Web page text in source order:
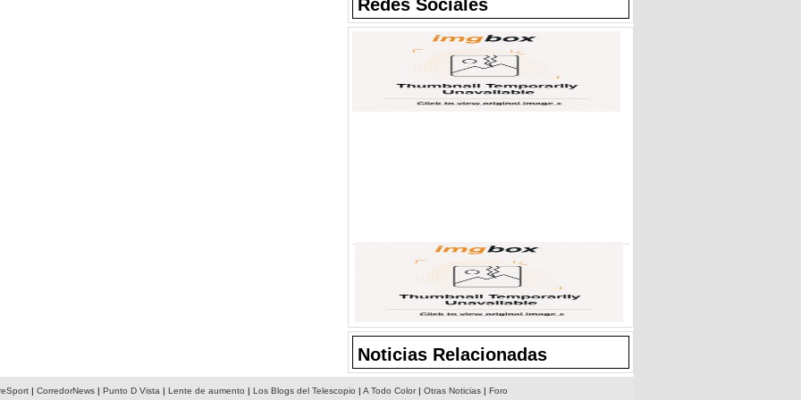
Redes Sociales
Noticias Relacionadas
| CorredorNews| Punto D Vista | Lente de aumento | Los Blogs del Telescopio | A Todo Color| Otras Noticias| Foro